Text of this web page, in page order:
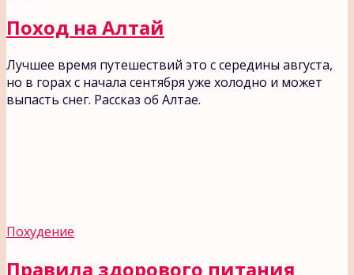
Поход на Алтай
Лучшее время путешествий это с середины августа,
но в горах с начала сентября уже холодно и может
выпасть снег. Рассказ об Алтае.
Похудение
Правила здорового питания